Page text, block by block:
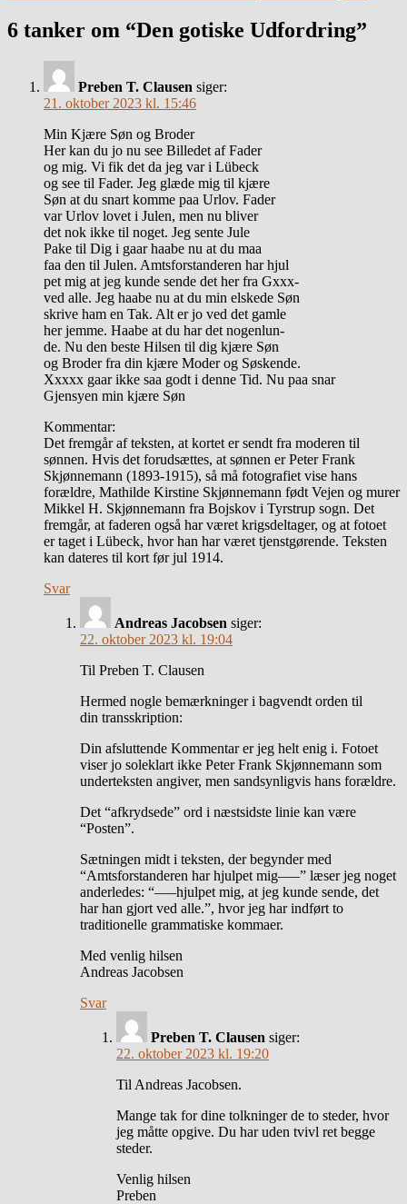
6 tanker om “Den gotiske Udfordring”
Preben T. Clausen siger:
21. oktober 2023 kl. 15:46
Min Kjære Søn og Broder
Her kan du jo nu see Billedet af Fader
og mig. Vi fik det da jeg var i Lübeck
og see til Fader. Jeg glæde mig til kjære
Søn at du snart komme paa Urlov. Fader
var Urlov lovet i Julen, men nu bliver
det nok ikke til noget. Jeg sente Jule
Pake til Dig i gaar haabe nu at du maa
faa den til Julen. Amtsforstanderen har hjul
pet mig at jeg kunde sende det her fra Gxxx-
ved alle. Jeg haabe nu at du min elskede Søn
skrive ham en Tak. Alt er jo ved det gamle
her jemme. Haabe at du har det nogenlun-
de. Nu den beste Hilsen til dig kjære Søn
og Broder fra din kjære Moder og Søskende.
Xxxxx gaar ikke saa godt i denne Tid. Nu paa snar
Gjensyen min kjære Søn
Kommentar:
Det fremgår af teksten, at kortet er sendt fra moderen til
sønnen. Hvis det forudsættes, at sønnen er Peter Frank
Skjønnemann (1893-1915), så må fotografiet vise hans
forældre, Mathilde Kirstine Skjønnemann født Vejen og murer
Mikkel H. Skjønnemann fra Bojskov i Tyrstrup sogn. Det
fremgår, at faderen også har været krigsdeltager, og at fotoet
er taget i Lübeck, hvor han har været tjenstgørende. Teksten
kan dateres til kort før jul 1914.
Svar
Andreas Jacobsen siger:
22. oktober 2023 kl. 19:04
Til Preben T. Clausen
Hermed nogle bemærkninger i bagvendt orden til
din transskription:
Din afsluttende Kommentar er jeg helt enig i. Fotoet
viser jo soleklart ikke Peter Frank Skjønnemann som
underteksten angiver, men sandsynligvis hans forældre.
Det “afkrydsede” ord i næstsidste linie kan være
“Posten”.
Sætningen midt i teksten, der begynder med
“Amtsforstanderen har hjulpet mig—–” læser jeg noget
anderledes: “—–hjulpet mig, at jeg kunde sende, det
har han gjort ved alle.”, hvor jeg har indført to
traditionelle grammatiske kommaer.
Med venlig hilsen
Andreas Jacobsen
Svar
Preben T. Clausen siger:
22. oktober 2023 kl. 19:20
Til Andreas Jacobsen.
Mange tak for dine tolkninger de to steder, hvor
jeg måtte opgive. Du har uden tvivl ret begge
steder.
Venlig hilsen
Preben